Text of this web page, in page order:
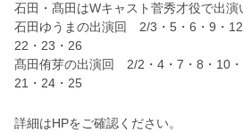
石田・髙田はWキャスト菅秀才役で出演
石田ゆうまの出演回 2/3・5・6・9・12
22・23・26
髙田侑芽の出演回 2/2・4・7・8・10・
21・24・25
詳細はHPをご確認ください。